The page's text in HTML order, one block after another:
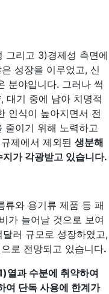
그리고 3)경제성 측면에
성장을 이루었고, 신
분야입니다. 그러나 썩
대기 중에 남아 치명적
인식이 높아지면서 전
줄이기 위해 노력하고
제에서 제외된 생분해
지가 각광받고 있습니다.
류와 용기류 제품 등 패
가 늘어날 것으로 보여
러 규모로 성장하였고,
로 전망되고 있습니다.
열과 수분에 취약하여
여 단독 사용에 한계가